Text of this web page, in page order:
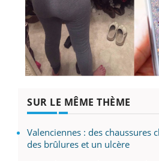
SUR LE MÊME THÈME
Valenciennes : des chaussures
des brûlures et un ulcère